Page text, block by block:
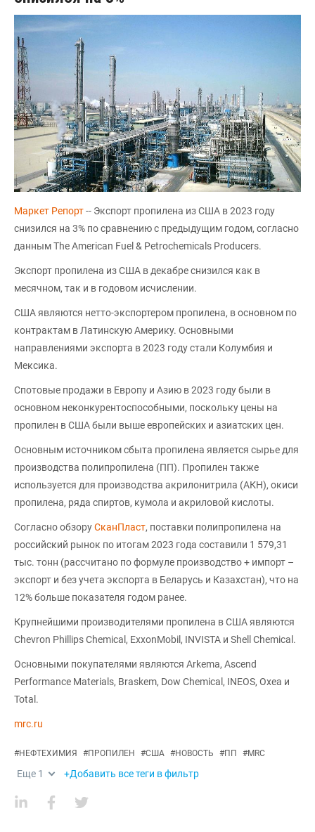
Маркет Репорт-- Экспорт пропилена из США в 2023 году
снизился на 3% по сравнению с предыдущим годом, согласно
данным The American Fuel & Petrochemicals Producers.
Экспорт пропилена из США в декабре снизился как в
месячном, так и в годовом исчислении.
США являются нетто-экспортером пропилена, в основном по
контрактам в Латинскую Америку. Основными
направлениями экспорта в 2023 году стали Колумбия и
Мексика.
Спотовые продажи в Европу и Азию в 2023 году были в
основном неконкурентоспособными, поскольку цены на
пропилен в США были выше европейских и азиатских цен.
Основным источником сбыта пропилена является сырье для
производства полипропилена (ПП). Пропилен также
используется для производства акрилонитрила (АКН), окиси
пропилена, ряда спиртов, кумола и акриловой кислоты.
Согласно обзоруСканПласт, поставки полипропилена на
российский рынок по итогам 2023 года составили 1 579,31
тыс. тонн (рассчитано по формуле производство + импорт –
экспорт и без учета экспорта в Беларусь и Казахстан), что на
12% больше показателя годом ранее.
Крупнейшими производителями пропилена в США являются
Chevron Phillips Chemical, ExxonMobil, INVISTA и Shell Chemical.
Основными покупателями являются Arkema, Ascend
Performance Materials, Braskem, Dow Chemical, INEOS, Oxea и
Total.
mrc.ru
#НЕФТЕХИМИЯ #ПРОПИЛЕН #США #НОВОСТЬ #ПП #MRC
Еще 1 +Добавить все теги в фильтр